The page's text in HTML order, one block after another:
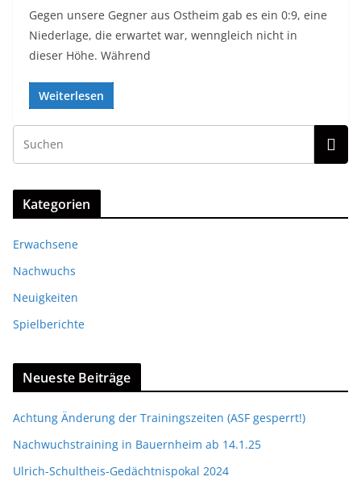
Gegen unsere Gegner aus Ostheim gab es ein 0:9, eine
Niederlage, die erwartet war, wenngleich nicht in
dieser Höhe. Während
Weiterlesen
Kategorien
Erwachsene
Nachwuchs
Neuigkeiten
Spielberichte
Neueste Beiträge
Achtung Änderung der Trainingszeiten (ASF gesperrt!)
Nachwuchstraining in Bauernheim ab 14.1.25
Ulrich-Schultheis-Gedächtnispokal 2024